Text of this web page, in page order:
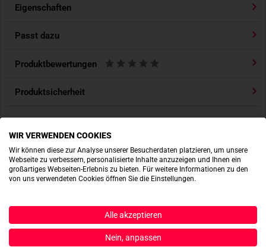
Eigenschaften
Passt dazu
Produktbewertungen
Produktsicherheit
ACTIONSHOTS
Es sind noch keine Actionshots vorhanden.
JETZT BEREITSTELLEN
WIR VERWENDEN COOKIES
Wir können diese zur Analyse unserer Besucherdaten platzieren, um unsere
Webseite zu verbessern, personalisierte Inhalte anzuzeigen und Ihnen ein
großartiges Webseiten-Erlebnis zu bieten. Für weitere Informationen zu den
von uns verwendeten Cookies öffnen Sie die Einstellungen.
Alle akzeptieren
Nein, anpassen